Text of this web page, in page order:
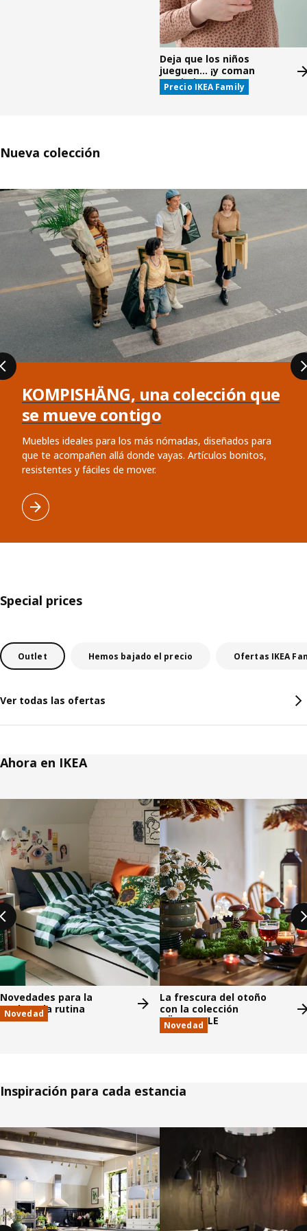
Deja que los niños
jueguen... ¡y coman
gratis!*
Precio IKEA Family
Nueva colección
Saltar listado
KOMPISHÄNG, una colección que
se mueve contigo
Muebles ideales para los más nómadas, diseñados para
que te acompañen allá donde vayas. Artículos bonitos,
resistentes y fáciles de mover.
Special prices
Outlet Hemos bajado el precio Ofertas IKEA
Ver todas las ofertas
Ahora en IKEA
Novedades para la
vuelta a la rutina
Novedad
La frescura del otoño
con la colección
HÖSTAGILLE
Novedad
Inspiración para cada estancia
Saltar listado